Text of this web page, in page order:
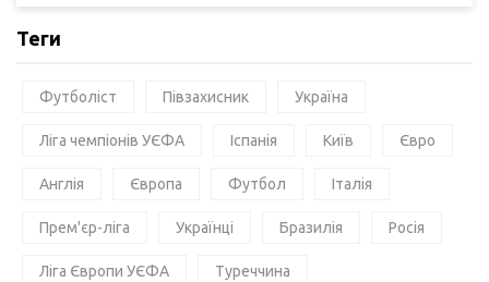
Теги
Футболіст Півзахисник Україна
Ліга чемпіонів УЄФА Іспанія Київ Євро
Англія Європа Футбол Італія
Прем'єр-ліга Українці Бразилія Росія
Ліга Європи УЄФА Туреччина